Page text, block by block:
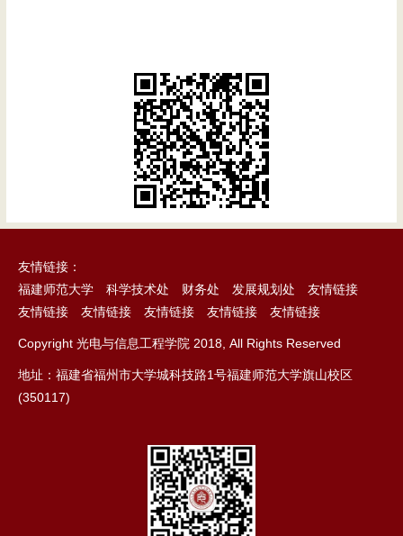
友情链接：
福建师范大学
科学技术处 财务处 发展规划处
友情链接
友情链接
友情链接 友情链接 友情链接 友情链接
Copyright 光电与信息工程学院 2018, All Rights Reserved
地址：福建省福州市大学城科技路1号福建师范大学旗山校区
(350117)